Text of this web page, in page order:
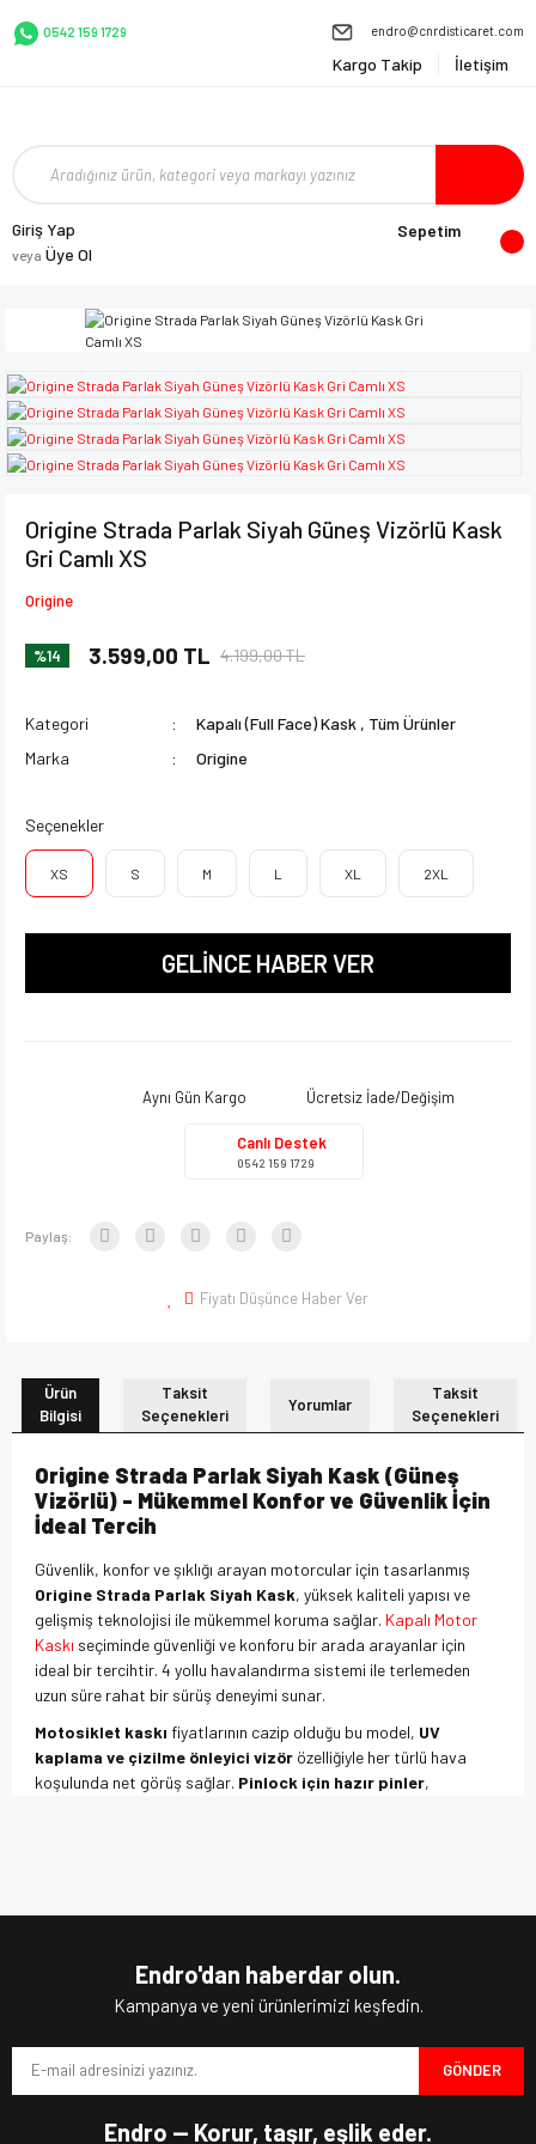
0542 159 1729 endro@cnrdisticaret.com
Kargo Takip İletişim
Giriş Yap
veya Üye Ol
Sepetim
Origine Strada Parlak Siyah Güneş Vizörlü Kask
Gri Camlı XS
Origine
%14 3.599,00 TL 4.199,00 TL
Kategori Kapalı (Full Face) Kask , Tüm Ürünler
Marka
Origine
Seçenekler
XS S M L XL 2XL
GELİNCE HABER VER
Aynı Gün Kargo Ücretsiz İade/Değişim
Canlı Destek
0542 159 1729
Paylaş:
Fiyatı Düşünce Haber Ver
Ürün
Bilgisi
Taksit
Seçenekleri
Yorumlar
Taksit
Seçenekleri
Origine Strada Parlak Siyah Kask (Güneş
Vizörlü) - Mükemmel Konfor ve Güvenlik İçin
İdeal Tercih
Güvenlik, konfor ve şıklığı arayan motorcular için tasarlanmış
Origine Strada Parlak Siyah Kask, yüksek kaliteli yapısı ve
gelişmiş teknolojisi ile mükemmel koruma sağlar. Kapalı Motor
Kaskı seçiminde güvenliği ve konforu bir arada arayanlar için
ideal bir tercihtir. 4 yollu havalandırma sistemi ile terlemeden
uzun süre rahat bir sürüş deneyimi sunar.
Motosiklet kaskı fiyatlarının cazip olduğu bu model, UV
kaplama ve çizilme önleyici vizör özelliğiyle her türlü hava
koşulunda net görüş sağlar. Pinlock için hazır pinler,
güvenliği ileri düzeyde sağlanmıştır.ECE 22.06onayı, güvenlik
ve çıkarılabilir iç astarı sayesinde temizlik son derece kolaydır.
Motosiklet ekipmanları arasında popüler bir seçim olan
ihtiyacınızın mükemmel çözümünü keşfedin!
Ürün resmi kalitesiz, bozuk veya görüntülenemiyor.
Ürün açıklamasında eksik bilgiler bulunuyor.
Ürün fiyatı diğer sitelerden daha pahalı.
Endro'dan haberdar olun.
Kampanya ve yeni ürünlerimizi keşfedin.
GÖNDER
Endro — Korur, taşır, eşlik eder.